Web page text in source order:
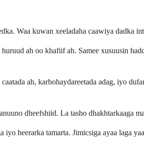
Waa kuwan xeeladaha caawiya dadka
ah oo khafiif ah. Samee xusuusin
ah, karbohaydareetada adag, iyo
dheefshiid. La tasho dhakhtarkaaga
heerarka tamarta. Jimicsiga ayaa laga